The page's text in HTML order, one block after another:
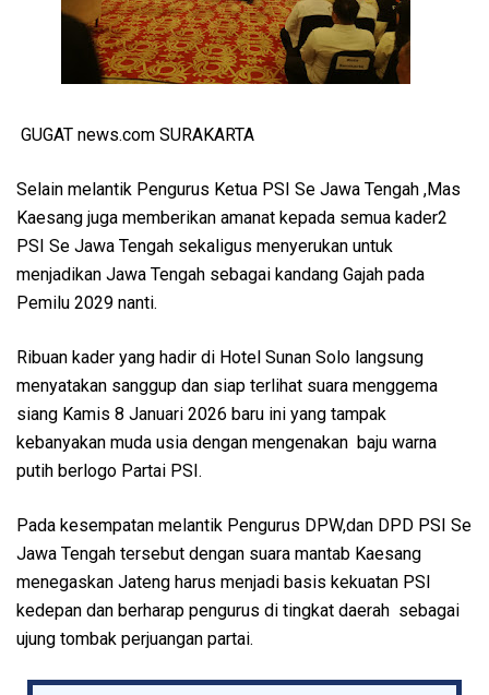
GUGAT news.com SURAKARTA
Selain melantik Pengurus Ketua PSI Se Jawa Tengah ,Mas
Kaesang juga memberikan amanat kepada semua kader2
PSI Se Jawa Tengah sekaligus menyerukan untuk
menjadikan Jawa Tengah sebagai kandang Gajah pada
Pemilu 2029 nanti.
Ribuan kader yang hadir di Hotel Sunan Solo langsung
menyatakan sanggup dan siap terlihat suara menggema
siang Kamis 8 Januari 2026 baru ini yang tampak
kebanyakan muda usia dengan mengenakan baju warna
putih berlogo Partai PSI.
Pada kesempatan melantik Pengurus DPW,dan DPD PSI Se
Jawa Tengah tersebut dengan suara mantab Kaesang
menegaskan Jateng harus menjadi basis kekuatan PSI
kedepan dan berharap pengurus di tingkat daerah sebagai
ujung tombak perjuangan partai.